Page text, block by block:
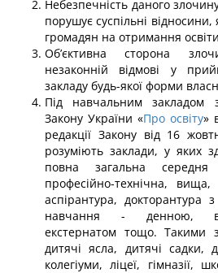
Небезпечність даного
порушує суспільні
громадян на отримання
Об’єктивна сторона
незаконній відмові у
закладу будь-якої форми
Під навчальним закладом
Закону України «Про освіту»
редакції Закону від 16
розуміють заклади, у яких
повна загальна середня
професійно-технічна, вища,
аспірантура,
навчання - денною,
екстернатом тощо. Такими
дитячі ясла, дитячі садки,
колегіуми, ліцеї, гімназії,